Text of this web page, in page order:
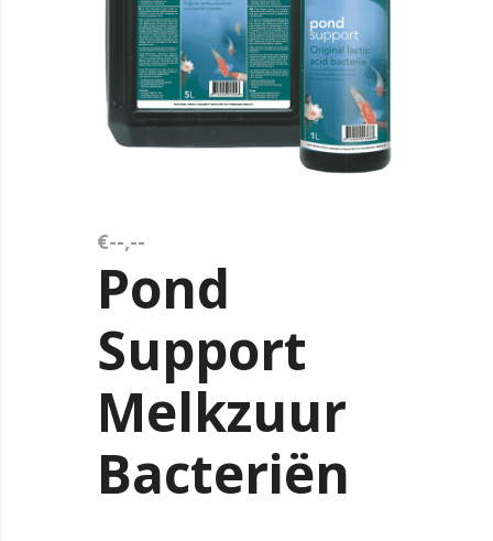
€--,--
Pond
Support
Melkzuur
Bacteriën